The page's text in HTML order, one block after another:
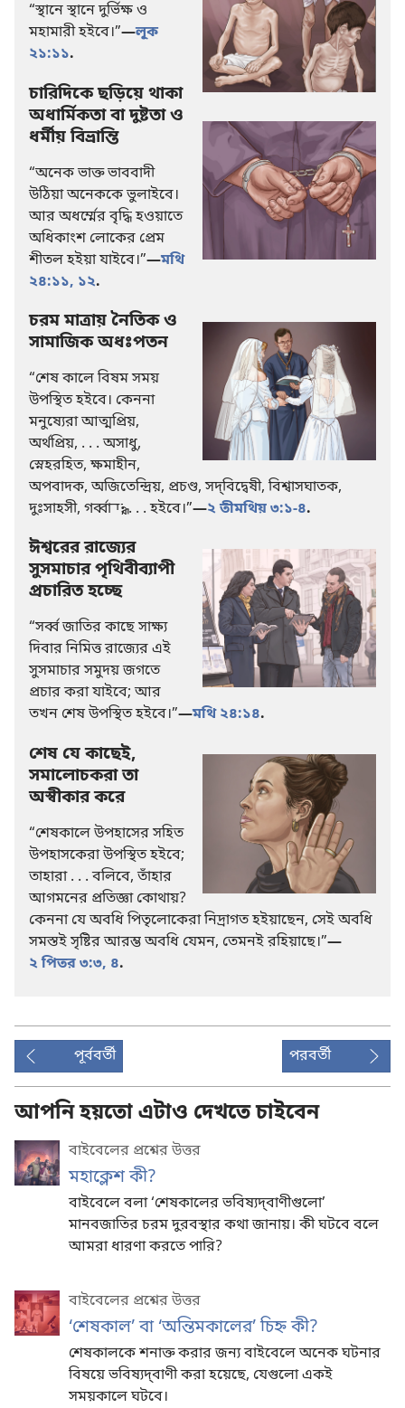
“স্থানে স্থানে দুর্ভিক্ষ ও
মহামারী হইবে।”—লূক
২১:১১.
চারিদিকে ছড়িয়ে থাকা
অধার্মিকতা বা দুষ্টতা ও
ধর্মীয় বিভ্রান্তি
“অনেক ভাক্ত ভাববাদী
উঠিয়া অনেককে ভুলাইবে।
আর অধর্ম্মের বৃদ্ধি হওয়াতে
অধিকাংশ লোকের প্রেম
শীতল হইয়া যাইবে।”—মথি
২৪:১১, ১২.
চরম মাত্রায় নৈতিক ও
সামাজিক অধঃপতন
“শেষ কালে বিষম সময়
উপস্থিত হইবে। কেননা
মনুষ্যেরা আত্মপ্রিয়,
অর্থপ্রিয়, . . . অসাধু,
স্নেহরহিত, ক্ষমাহীন,
অপবাদক, অজিতেন্দ্রিয়, প্রচণ্ড, সদ্‌বিদ্বেষী, বিশ্বাসঘাতক,
দুঃসাহসী, গর্ব্বান্ধ, . . . হইবে।”—২ তীমথিয় ৩:১-৪.
ঈশ্বরের রাজ্যের
সুসমাচার পৃথিবীব্যাপী
প্রচারিত হচ্ছে
“সর্ব্ব জাতির কাছে সাক্ষ্য
দিবার নিমিত্ত রাজ্যের এই
সুসমাচার সমুদয় জগতে
প্রচার করা যাইবে; আর
তখন শেষ উপস্থিত হইবে।”—মথি ২৪:১৪.
শেষ যে কাছেই,
সমালোচকরা তা
অস্বীকার করে
“শেষকালে উপহাসের সহিত
উপহাসকেরা উপস্থিত হইবে;
তাহারা . . . বলিবে, তাঁহার
আগমনের প্রতিজ্ঞা কোথায়?
কেননা যে অবধি পিতৃলোকেরা নিদ্রাগত হইয়াছেন, সেই অবধি
সমস্তই সৃষ্টির আরম্ভ অবধি যেমন, তেমনই রহিয়াছে।”—
২ পিতর ৩:৩, ৪.
পূর্ববর্তী পরবর্তী
আপনি হয়তো এটাও দেখতে চাইবেন
বাইবেলের প্রশ্নের উত্তর
মহাক্লেশ কী?
বাইবেলে বলা ‘শেষকালের ভবিষ্যদ্‌বাণীগুলো’
মানবজাতির চরম দুরবস্থার কথা জানায়। কী ঘটবে বলে
আমরা ধারণা করতে পারি?
বাইবেলের প্রশ্নের উত্তর
‘শেষকাল’ বা ‘অন্তিমকালের’ চিহ্ন কী?
শেষকালকে শনাক্ত করার জন্য বাইবেলে অনেক ঘটনার
বিষয়ে ভবিষ্যদ্‌বাণী করা হয়েছে, যেগুলো একই
সময়কালে ঘটবে।